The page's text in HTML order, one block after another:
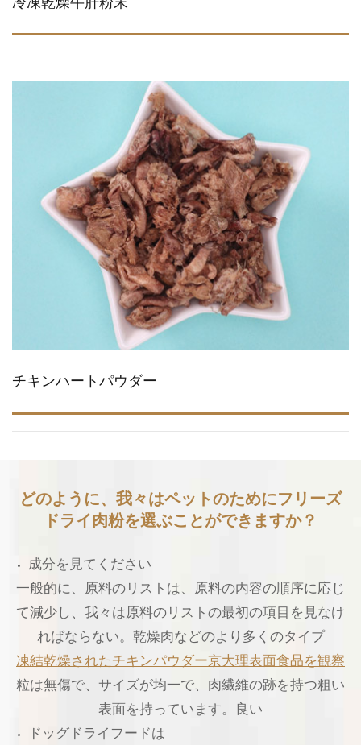
チキンハートパウダー
どのように、我々はペットのためにフリーズ
ドライ肉粉を選ぶことができますか？
成分を見てください
一般的に、原料のリストは、原料の内容の順序に応じ
て減少し、我々は原料のリストの最初の項目を見なけ
ればならない。乾燥肉などのより多くのタイプ
凍結乾燥されたチキンパウダー京大理表面食品を観察
粒は無傷で、サイズが均一で、肉繊維の跡を持つ粗い
表面を持っています。良い
ドッグドライフードは